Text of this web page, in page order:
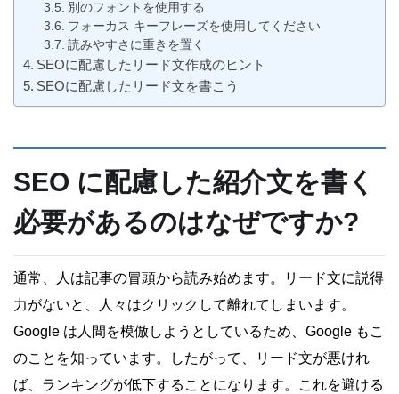
別のフォントを使用する
フォーカス キーフレーズを使用してください
読みやすさに重きを置く
SEOに配慮したリード文作成のヒント
SEOに配慮したリード文を書こう
SEO に配慮した紹介文を書く
必要があるのはなぜですか?
通常、人は記事の冒頭から読み始めます。リード文に説得
力がないと、人々はクリックして離れてしまいます。
Google は人間を模倣しようとしているため、Google もこ
のことを知っています。したがって、リード文が悪けれ
ば、ランキングが低下することになります。これを避ける